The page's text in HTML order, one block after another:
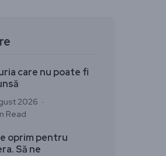
care nu poate fi
2026
Read
oprim pentru
Să ne